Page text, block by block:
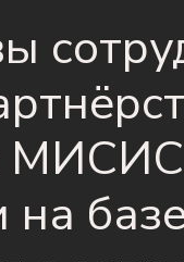
МИСИС
на